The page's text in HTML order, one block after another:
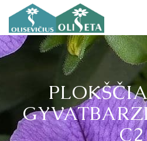
C2